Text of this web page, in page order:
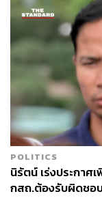
POLITICS
นิรัตน์ เร่งประกา
กสถ.ต้องรับผิดชอ